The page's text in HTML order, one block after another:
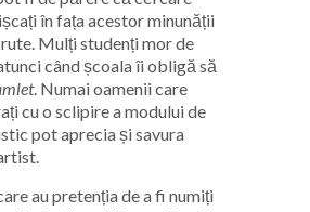
în fața acestor minunății
Mulți studenți mor de
când școala îi obligă să
. Numai oamenii care
cu o sclipire a modului de
pot aprecia și savura
au pretenția de a fi numiți